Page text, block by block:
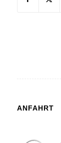
ANFAHRT